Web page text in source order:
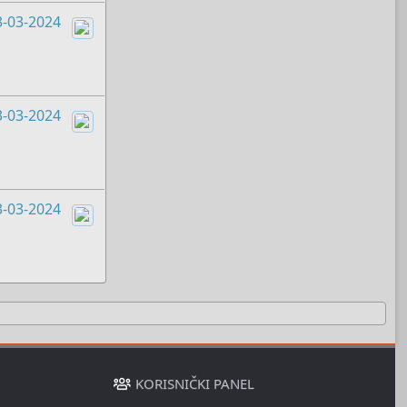
03-2024
03-2024
03-2024
KORISNIČKI PANEL